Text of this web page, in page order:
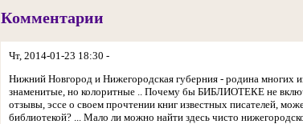
Комментарии
Чт, 2014-01-23 18:30 -
Нижний Новгород и Нижегородская губерния - родина многих
знаменитые, но колоритные .. Почему бы БИБЛИОТЕКЕ не
отзывы, эссе о своем прочтении книг известных писателей,
библиотекой? ... Мало ли можно найти здесь чисто